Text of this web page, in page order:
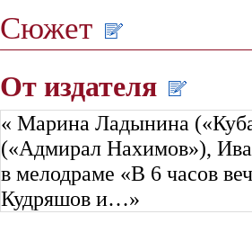
Сюжет
От издателя
« Марина Ладынина
(«Адмирал Нахимов»),
в мелодраме «В 6 часов
Кудряшов и…»